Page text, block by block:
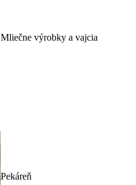
Mliečne výrobky a vajcia
Pekáreň